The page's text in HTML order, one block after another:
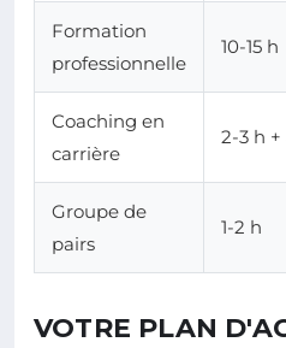
Formation
professionnelle
10-15 h
Coaching en
carrière
2-3 h
Groupe de
pairs
1-2 h
VOTRE PLAN